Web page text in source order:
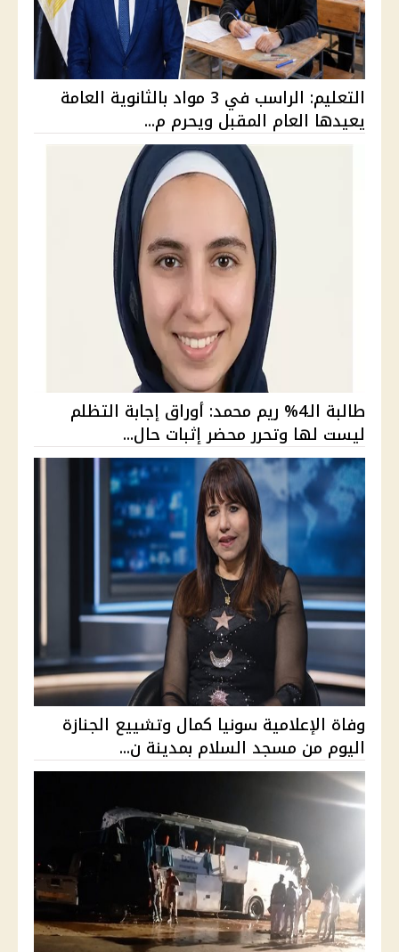
التعليم: الراسب في 3 مواد بالثانوية العامة
يعيدها العام المقبل ويحرم م...
طالبة الـ4% ريم محمد: أوراق إجابة التظلم
ليست لها وتحرر محضر إثبات حال...
وفاة الإعلامية سونيا كمال وتشييع الجنازة
اليوم من مسجد السلام بمدينة ن...